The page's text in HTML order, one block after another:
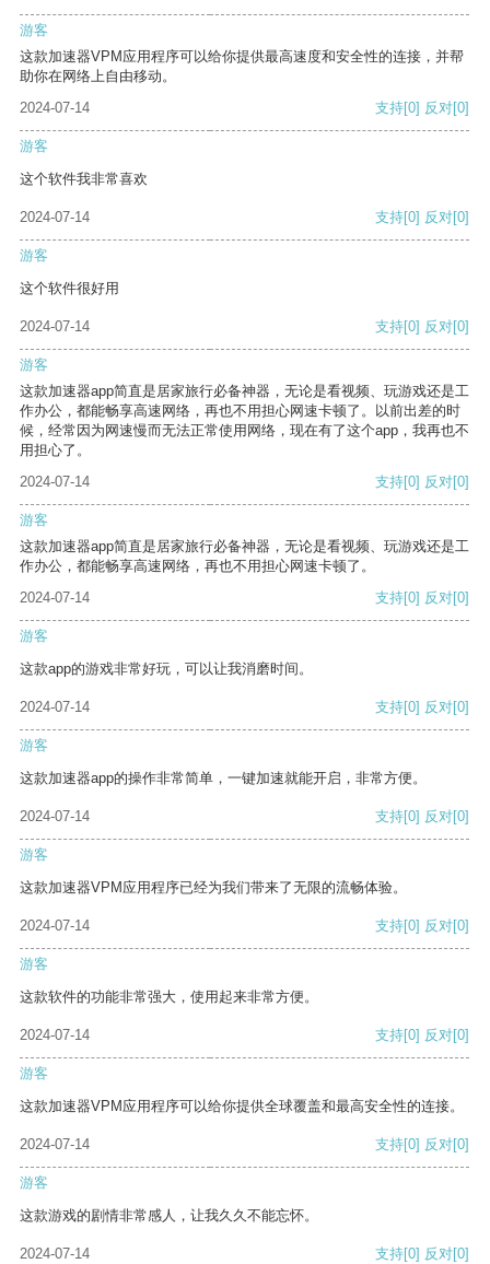
游客
这款加速器VPM应用程序可以给你提供最高速度和安全性的连接，并帮
助你在网络上自由移动。
2024-07-14
支持[0] 反对[0]
游客
这个软件我非常喜欢
2024-07-14 支持[0] 反对[0]
游客
这个软件很好用
2024-07-14 支持[0] 反对[0]
游客
这款加速器app简直是居家旅行必备神器，无论是看视频、玩游戏还是工
作办公，都能畅享高速网络，再也不用担心网速卡顿了。以前出差的时
候，经常因为网速慢而无法正常使用网络，现在有了这个app，我再也不
用担心了。
2024-07-14
支持[0] 反对[0]
游客
这款加速器app简直是居家旅行必备神器，无论是看视频、玩游戏还是工
作办公，都能畅享高速网络，再也不用担心网速卡顿了。
2024-07-14
支持[0] 反对[0]
游客
这款app的游戏非常好玩，可以让我消磨时间。
2024-07-14 支持[0] 反对[0]
游客
这款加速器app的操作非常简单，一键加速就能开启，非常方便。
2024-07-14 支持[0] 反对[0]
游客
这款加速器VPM应用程序已经为我们带来了无限的流畅体验。
2024-07-14 支持[0] 反对[0]
游客
这款软件的功能非常强大，使用起来非常方便。
2024-07-14 支持[0] 反对[0]
游客
这款加速器VPM应用程序可以给你提供全球覆盖和最高安全性的连接。
2024-07-14 支持[0] 反对[0]
游客
这款游戏的剧情非常感人，让我久久不能忘怀。
2024-07-14 支持[0] 反对[0]